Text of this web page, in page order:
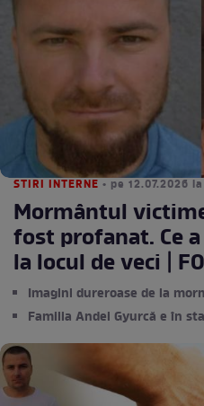
STIRI INTERNE • pe 12.07.2026
Mormântul
fost profanat. Ce
la locul de veci |
Imagini dureroase de la
Familia Andei Gyurcă e în